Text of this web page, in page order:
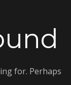
for. Perhaps